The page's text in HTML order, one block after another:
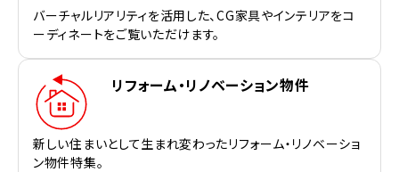
バーチャルリアリティを活用した、CG家具やインテリアをコ
ーディネートをご覧いただけます。
リフォーム・リノベーション物件
新しい住まいとして生まれ変わったリフォーム・リノベーショ
ン物件特集。